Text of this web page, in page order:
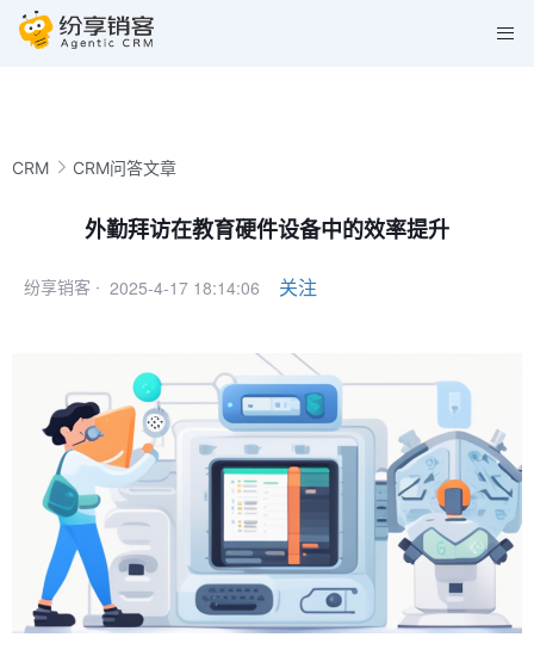
CRM CRM问答文章
外勤拜访在教育硬件设备中的效率提升
纷享销客 · 2025-4-17 18:14:06 关注